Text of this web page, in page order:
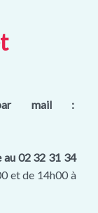
par mail :
au 02 32 31 34
et de 14h00 à